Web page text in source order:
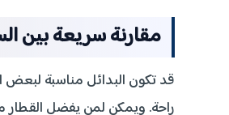
مقارنة سريعة بين
قد تكون البدائل مناسبة لبعض
راحة. ويمكن لمن يفضل القطار